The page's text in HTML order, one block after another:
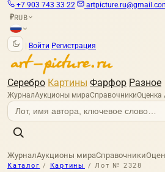
+7 903 743 33 22
₽RUB
Войти Регистрация
Серебро Картины Фарфор Разное
ЖурналАукционы мираСправочникиОценка
ЖурналАукционы мираСправочники
Каталог / Картины / Лот № 2328